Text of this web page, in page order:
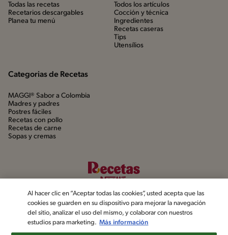
Todas las recetas
Recetarios descargables
Planea tu menú
Todos los artículos
Cocción y técnica
Ingredientes
Recetas caseras
Tips
Utensílios
Categorias de Recetas
MAGGI® Sabor a Colombia
Madres y padres
Postres fáciles
Recetas con pollo
Recetas de carne
Sopas y cremas
©2022, Nestlé. Marcas registradas por Société dels Produits Nestlé,
Al hacer clic en “Aceptar todas las cookies”, usted acepta que las
cookies se guarden en su dispositivo para mejorar la navegación
del sitio, analizar el uso del mismo, y colaborar con nuestros
estudios para marketing. Más información